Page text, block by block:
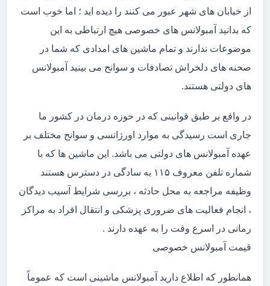
از خیابان های شهر عبور می کنند را دیده اید ؛ اما خوب است
که بدانید آمبولانس های خصوصی هیچ ارتباطی به این
موضوعات ندارند و تمام ماشین های امدادی که شما در
صحنه های دلخراش تصادفات و سوانح می بینید آمبولانس
های دولتی هستند.
در واقع بر طبق قوانینی که در حوزه درمان در کشور ما
جاری است رسیدگی به موارد اورژانسی و سوانح مختلف بر
عهده آمبولانس های دولتی می باشد. این ماشین ها که با
شماره تلفن معروف ۱۱۵ به سادگی در دسترس هستند
وظیفه مراجعه به محل حادثه ، بررسی شرایط آسیب دیدگان
، انجام فعالیت های ضروری پزشکی و انتقال افراد به مراکز
رمانی در اسرع وقت را به عهده دارند .
قیمت آمبولانس خصوصی
همانطور که اطلاع دارید آمبولانس ماشینی است که عموماً